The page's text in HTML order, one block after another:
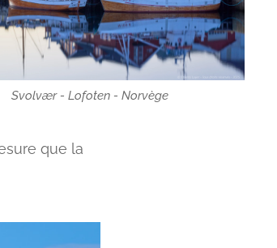
Svolvær - Lofoten - Norvège
que la